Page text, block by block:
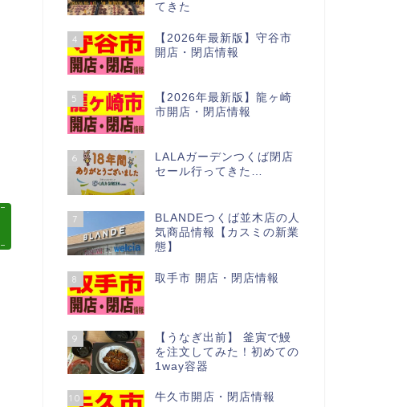
てきた
4
【2026年最新版】守谷市
開店・閉店情報
5
【2026年最新版】龍ヶ崎
市開店・閉店情報
6
LALAガーデンつくば閉店
セール行ってきた…
7
BLANDEつくば並木店の人
気商品情報【カスミの新業
態】
8 取手市 開店・閉店情報
9
【うなぎ出前】 釜寅で鰻
を注文してみた！初めての
1way容器
10 牛久市開店・閉店情報